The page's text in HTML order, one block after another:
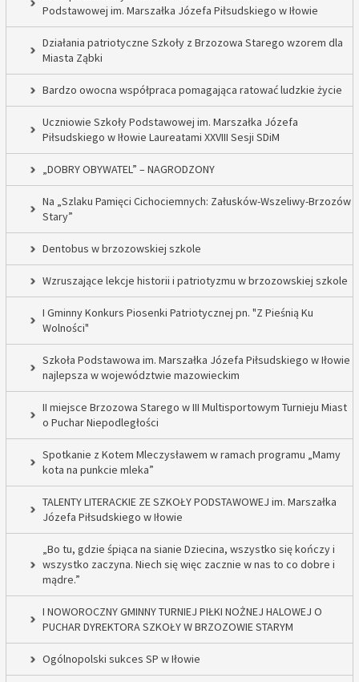
Podstawowej im. Marszałka Józefa Piłsudskiego w Iłowie
Działania patriotyczne Szkoły z Brzozowa Starego wzorem dla
Miasta Ząbki
Bardzo owocna współpraca pomagająca ratować ludzkie życie
Uczniowie Szkoły Podstawowej im. Marszałka Józefa
Piłsudskiego w Iłowie Laureatami XXVIII Sesji SDiM
„DOBRY OBYWATEL” – NAGRODZONY
Na „Szlaku Pamięci Cichociemnych: Załusków-Wszeliwy-Brzozów
Stary”
Dentobus w brzozowskiej szkole
Wzruszające lekcje historii i patriotyzmu w brzozowskiej szkole
I Gminny Konkurs Piosenki Patriotycznej pn. "Z Pieśnią Ku
Wolności"
Szkoła Podstawowa im. Marszałka Józefa Piłsudskiego w Iłowie
najlepsza w województwie mazowieckim
II miejsce Brzozowa Starego w III Multisportowym Turnieju Miast
o Puchar Niepodległości
Spotkanie z Kotem Mleczysławem w ramach programu „Mamy
kota na punkcie mleka”
TALENTY LITERACKIE ZE SZKOŁY PODSTAWOWEJ im. Marszałka
Józefa Piłsudskiego w Iłowie
„Bo tu, gdzie śpiąca na sianie Dziecina, wszystko się kończy i
wszystko zaczyna. Niech się więc zacznie w nas to co dobre i
mądre.”
I NOWOROCZNY GMINNY TURNIEJ PIŁKI NOŻNEJ HALOWEJ O
PUCHAR DYREKTORA SZKOŁY W BRZOZOWIE STARYM
Ogólnopolski sukces SP w Iłowie